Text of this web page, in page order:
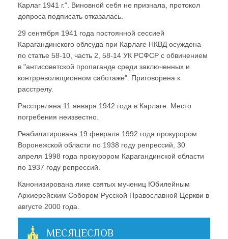
Карлаг 1941 г.". Виновной себя не признала, протокол
допроса подписать отказалась.
29 сентября 1941 года постоянной сессией
Карагандинского облсуда при Карлаге НКВД осуждена
по статье 58-10, часть 2, 58-14 УК РСФСР с обвинением
в "антисоветской пропаганде среди заключенных и
контрреволюционном саботаже". Приговорена к
расстрелу.
Расстреляна 11 января 1942 года в Карлаге. Место
погребения неизвестно.
Реабилитирована 19 февраля 1992 года прокурором
Воронежской области по 1938 году репрессий, 30
апреля 1998 года прокурором Карагандинской области
по 1937 году репрессий.
Канонизирована лике святых мучениц Юбилейным
Архиерейским Собором Русской Православной Церкви в
августе 2000 года.
МЕСЯЦЕСЛОВ